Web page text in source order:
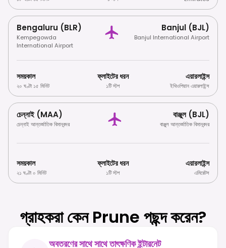
Bengaluru (BLR)
Kempegowda
International Airport
Banjul (BJL)
Banjul International Airport
সময়কাল
২০ ঘণ্টা ১৫ মিনিট
ফ্লাইটের ধরন
১টি স্টপ
এয়ারলাইন্স
ইথিওপিয়ান এয়ারলাইন্স
চেন্নাই (MAA)
চেন্নাই আন্তর্জাতিক বিমানবন্দর
বাঞ্জুল (BJL)
বাঞ্জুল আন্তর্জাতিক বিমানবন্দর
সময়কাল
২১ ঘণ্টা ০ মিনিট
ফ্লাইটের ধরন
১টি স্টপ
এয়ারলাইন্স
এমিরেটস
গ্রাহকরা কেন Prune পছন্দ করেন?
অবতরণের সাথে সাথে তাৎক্ষণিক ইন্টারনেট